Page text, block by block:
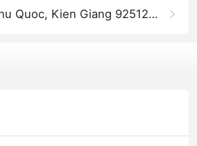
Quoc, Kien Giang 92512越南